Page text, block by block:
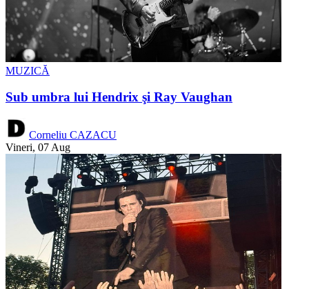
MUZICĂ
Sub umbra lui Hendrix şi Ray Vaughan
Corneliu CAZACU
Vineri, 07 Aug